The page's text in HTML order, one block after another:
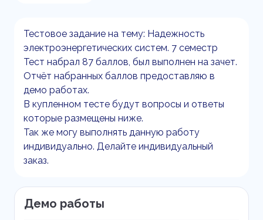
Тестовое задание на тему: Надежность
электроэнергетических систем. 7 семестр
Тест набрал 87 баллов, был выполнен на зачет.
Отчёт набранных баллов предоставляю в
демо работах.
В купленном тесте будут вопросы и ответы
которые размещены ниже.
Так же могу выполнять данную работу
индивидуально. Делайте индивидуальный
заказ.
Демо работы